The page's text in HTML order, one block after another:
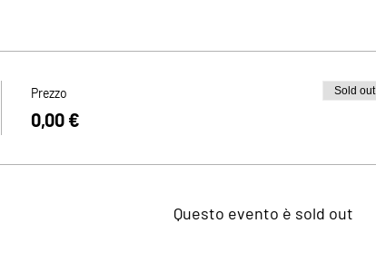
Prezzo
0,00 €
Sold out
Questo evento è sold out